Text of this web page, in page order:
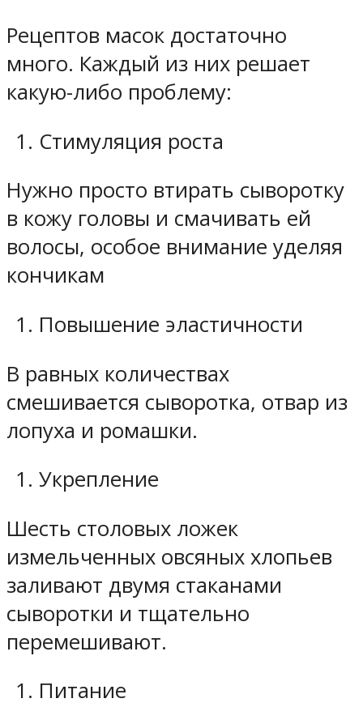
Рецептов масок достаточно
много. Каждый из них решает
какую-либо проблему:
Стимуляция роста
Нужно просто втирать сыворотку
в кожу головы и смачивать ей
волосы, особое внимание уделяя
кончикам
Повышение эластичности
В равных количествах
смешивается сыворотка, отвар из
лопуха и ромашки.
Укрепление
Шесть столовых ложек
измельченных овсяных хлопьев
заливают двумя стаканами
сыворотки и тщательно
перемешивают.
Питание